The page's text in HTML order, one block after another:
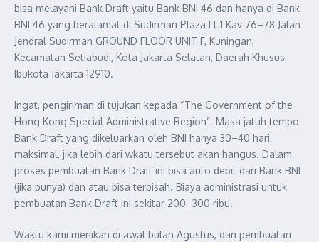
bisa melayani Bank Draft yaitu Bank BNI 46 dan hanya di Bank
BNI 46 yang beralamat di Sudirman Plaza Lt.1 Kav 76–78 Jalan
Jendral Sudirman GROUND FLOOR UNIT F, Kuningan,
Kecamatan Setiabudi, Kota Jakarta Selatan, Daerah Khusus
Ibukota Jakarta 12910.
Ingat, pengiriman di tujukan kepada “The Government of the
Hong Kong Special Administrative Region”. Masa jatuh tempo
Bank Draft yang dikeluarkan oleh BNI hanya 30–40 hari
maksimal, jika lebih dari wkatu tersebut akan hangus. Dalam
proses pembuatan Bank Draft ini bisa auto debit dari Bank BNI
(jika punya) dan atau bisa terpisah. Biaya administrasi untuk
pembuatan Bank Draft ini sekitar 200–300 ribu.
Waktu kami menikah di awal bulan Agustus, dan pembuatan